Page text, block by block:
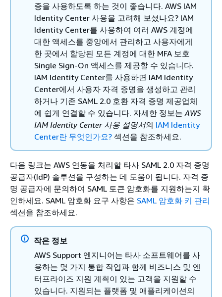
증을 사용하도록 하는 것이 좋습니다. AWS IAM
Identity Center 사용을 고려해 보셨나요? IAM
Identity Center를 사용하여 여러 AWS 계정에
대한 액세스를 중앙에서 관리하고 사용자에게
한 곳에서 할당된 모든 계정에 대한 MFA 보호
Single Sign-On 액세스를 제공할 수 있습니다.
IAM Identity Center를 사용하면 IAM Identity
Center에서 사용자 자격 증명을 생성하고 관리
하거나 기존 SAML 2.0 호환 자격 증명 제공업체
에 쉽게 연결할 수 있습니다. 자세한 정보는AWS
IAM Identity Center 사용 설명서의 IAM Identity
Center란 무엇인가요? 섹션을 참조하세요.
다음 링크는 AWS 연동을 처리할 타사 SAML 2.0 자격 증명
공급자(IdP) 솔루션을 구성하는 데 도움이 됩니다. 자격 증
명 공급자에 문의하여 SAML 토큰 암호화를 지원하는지 확
인하세요. SAML 암호화 요구 사항은 SAML 암호화 키 관리
섹션을 참조하세요.
작은 정보
AWS Support 엔지니어는 타사 소프트웨어를 사
용하는 몇 가지 통합 작업과 함께 비즈니스 및 엔
터프라이즈 지원 계획이 있는 고객을 지원할 수
있습니다. 지원되는 플랫폼 및 애플리케이션의